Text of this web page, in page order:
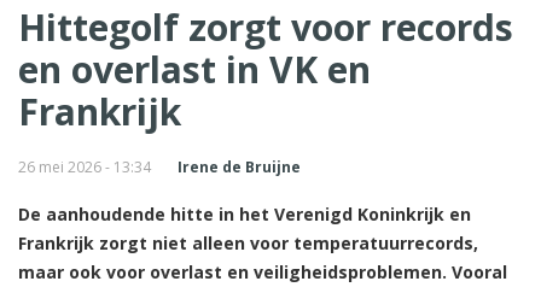
Hittegolf zorgt voor records
en overlast in VK en
Frankrijk
26 mei 2026 - 13:34 Irene de Bruijne
De aanhoudende hitte in het Verenigd Koninkrijk en
Frankrijk zorgt niet alleen voor temperatuurrecords,
maar ook voor overlast en veiligheidsproblemen. Vooral